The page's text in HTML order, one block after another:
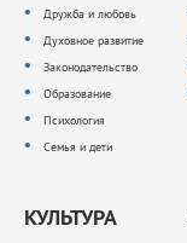
Дружба и любовь
Духовное развитие
Законодательство
Образование
Психология
Семья и дети
КУЛЬТУРА